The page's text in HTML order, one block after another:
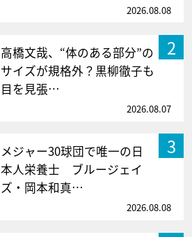
2026.08.08
2
高橋文哉、“体のある部分”の
サイズが規格外？黒柳徹子も
目を見張…
2026.08.07
3
メジャー30球団で唯一の日
本人栄養士 ブルージェイ
ズ・岡本和真…
2026.08.08